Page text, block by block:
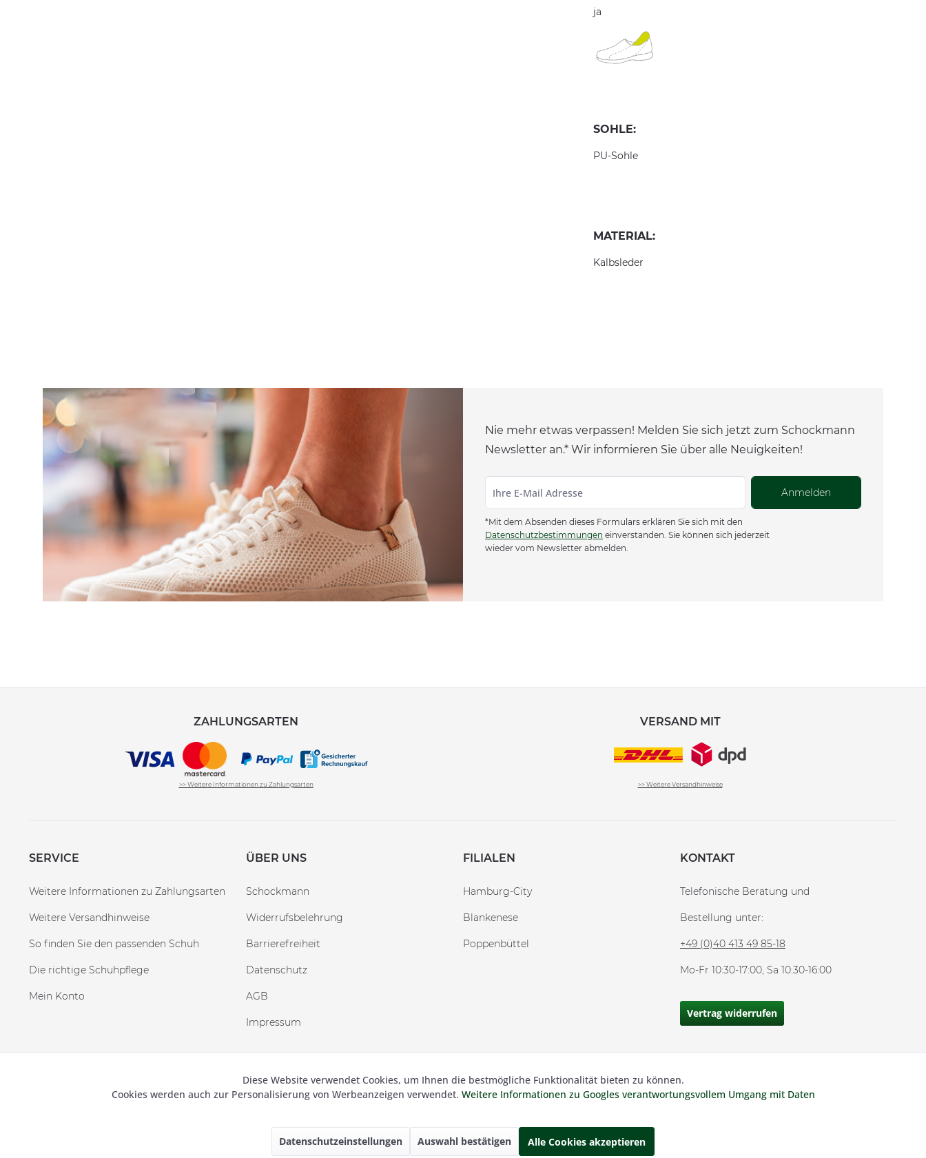
ja
SOHLE:
PU-Sohle
MATERIAL:
Kalbsleder
Nie mehr etwas verpassen! Melden Sie sich jetzt zum Schockmann
Newsletter an.* Wir informieren Sie über alle Neuigkeiten!
Anmelden
*Mit dem Absenden dieses Formulars erklären Sie sich mit den
Datenschutzbestimmungen einverstanden. Sie können sich jederzeit
wieder vom Newsletter abmelden.
ZAHLUNGSARTEN
>> Weitere Informationen zu Zahlungsarten
VERSAND MIT
>> Weitere Versandhinweise
SERVICE
Weitere Informationen zu Zahlungsarten
Weitere Versandhinweise
So finden Sie den passenden Schuh
Die richtige Schuhpflege
Mein Konto
ÜBER UNS
Schockmann
Widerrufsbelehrung
Barrierefreiheit
Datenschutz
AGB
Impressum
FILIALEN
Blankenese
Hamburg-City
Poppenbüttel
KONTAKT
Telefonische Beratung und
Bestellung unter:
+49 (0)40 413 49 85-18
Mo-Fr 10:30-17:00, Sa 10:30-16:00
Vertrag widerrufen
© 2019 Besser Gehen Schockmann GmbH. Alle Preise inkl. der gesetzl. MwSt und zzgl.
Diese Website verwendet Cookies, um Ihnen die bestmögliche Funktionalität bieten zu können.
Cookies werden auch zur Personalisierung von Werbeanzeigen verwendet. Weitere Informationen zu Googles verantwortungsvollem Umgang mit Daten
Datenschutzeinstellungen Auswahl bestätigen Alle Cookies akzeptieren